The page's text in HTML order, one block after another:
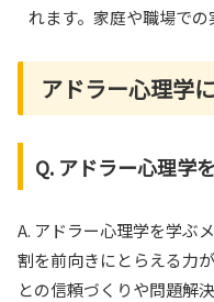
れます。家庭や職場での
アドラー心理学
Q. アドラー心理学
A. アドラー心理学を学ぶ
割を前向きにとらえる力
との信頼づくりや問題解